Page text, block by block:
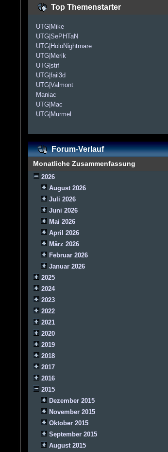
Top Themenstarter
UTG|Mike
UTG|SePHTaN
UTG|HoloNightmare
UTG|Merik
UTG|stif
UTG|fail3d
UTG|Valmont
Maniac
UTG|Mac
UTG|Murmel
Forum-Verlauf
Monatliche Zusammenfassung
2026
August 2026
Juli 2026
Juni 2026
Mai 2026
April 2026
März 2026
Februar 2026
Januar 2026
2025
2024
2023
2022
2021
2020
2019
2018
2017
2016
2015
Dezember 2015
November 2015
Oktober 2015
September 2015
August 2015